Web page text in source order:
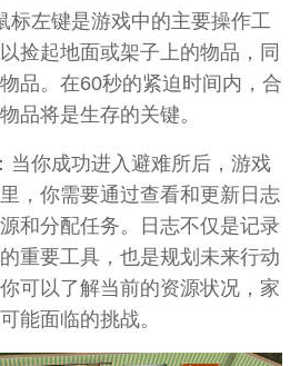
左键是游戏中的主要操作工
捡起地面或架子上的物品，同
品。在60秒的紧迫时间内，合
品将是生存的关键。
你成功进入避难所后，游戏
，你需要通过查看和更新日志
和分配任务。日志不仅是记录
重要工具，也是规划未来行动
可以了解当前的资源状况，家
能面临的挑战。